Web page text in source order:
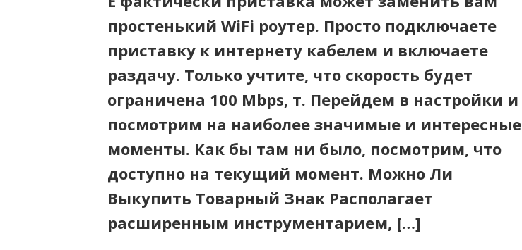
простенький WiFi роутер. Просто подключаете
приставку к интернету кабелем и включаете
раздачу. Только учтите, что скорость будет
ограничена 100 Mbps, т. Перейдем в настройки и
посмотрим на наиболее значимые и интересные
моменты. Как бы там ни было, посмотрим, что
доступно на текущий момент. Можно Ли
Выкупить Товарный Знак Располагает
расширенным инструментарием, […]